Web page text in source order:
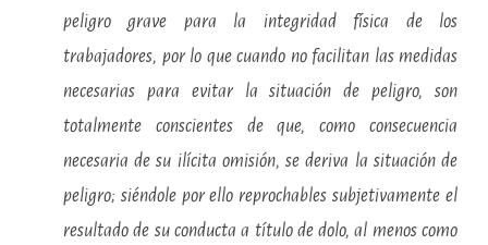
peligro grave para la integridad física de los
trabajadores, por lo que cuando no facilitan las medidas
necesarias para evitar la situación de peligro, son
totalmente conscientes de que, como consecuencia
necesaria de su ilícita omisión, se deriva la situación de
peligro; siéndole por ello reprochables subjetivamente el
resultado de su conducta a título de dolo, al menos como